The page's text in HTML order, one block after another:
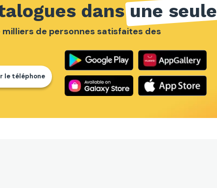
dans une seule
milliers de personnes satisfaites des
le téléphone